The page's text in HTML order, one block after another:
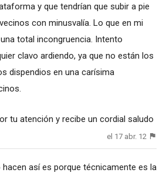
y que tendrían que subir a pie
con minusvalía. Lo que en mi
total incongruencia. Intento
clavo ardiendo, ya que no están los
dispendios en una carísima
tu atención y recibe un cordial saludo
el 17 abr. 12
así es porque técnicamente es la